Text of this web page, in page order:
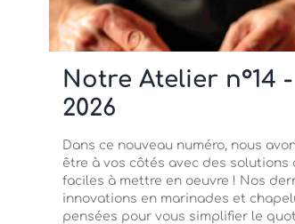
Notre Atelier n°14
2026
Dans ce nouveau numéro, nous
être à vos côtés avec des solutions
faciles à mettre en oeuvre ! Nos
innovations en marinades et
pensées pour vous simplifier le